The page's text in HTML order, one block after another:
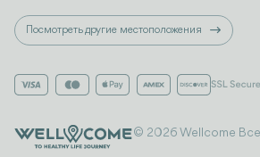
Посмотреть другие местоположения
© 2026 Wellcome